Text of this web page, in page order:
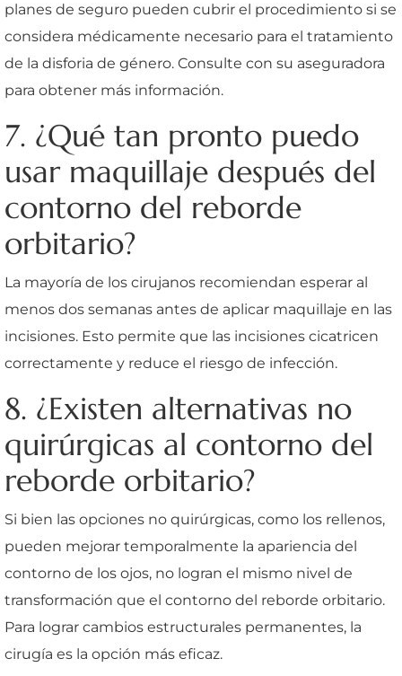
planes de seguro pueden cubrir el procedimiento si se
considera médicamente necesario para el tratamiento
de la disforia de género. Consulte con su aseguradora
para obtener más información.
7. ¿Qué tan pronto puedo
usar maquillaje después del
contorno del reborde
orbitario?
La mayoría de los cirujanos recomiendan esperar al
menos dos semanas antes de aplicar maquillaje en las
incisiones. Esto permite que las incisiones cicatricen
correctamente y reduce el riesgo de infección.
8. ¿Existen alternativas no
quirúrgicas al contorno del
reborde orbitario?
Si bien las opciones no quirúrgicas, como los rellenos,
pueden mejorar temporalmente la apariencia del
contorno de los ojos, no logran el mismo nivel de
transformación que el contorno del reborde orbitario.
Para lograr cambios estructurales permanentes, la
cirugía es la opción más eficaz.